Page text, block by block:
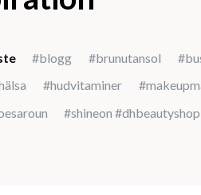
#blogg #brunutansol
#hudvitaminer
#shineon #dhbeautyshop